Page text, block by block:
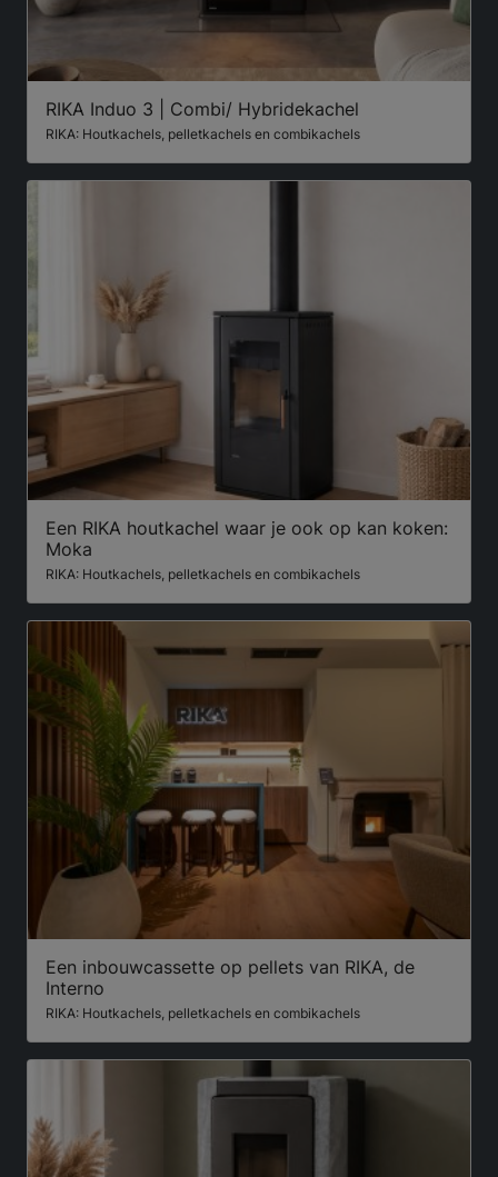
RIKA Induo 3 | Combi/ Hybridekachel
RIKA: Houtkachels, pelletkachels en combikachels
Een RIKA houtkachel waar je ook op kan koken:
Moka
RIKA: Houtkachels, pelletkachels en combikachels
Een inbouwcassette op pellets van RIKA, de
Interno
RIKA: Houtkachels, pelletkachels en combikachels